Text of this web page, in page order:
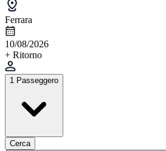
Ferrara
10/08/2026
+ Ritorno
1 Passeggero
Cerca